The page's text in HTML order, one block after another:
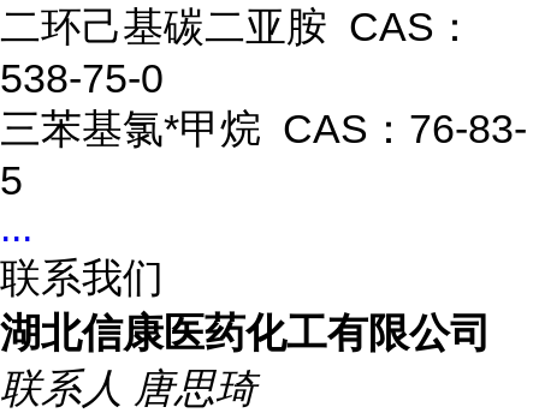
二环己基碳二亚胺 CAS：
538-75-0
三苯基氯*甲烷 CAS：76-83-
5
...
联系我们
湖北信康医药化工有限公司
联系人 唐思琦